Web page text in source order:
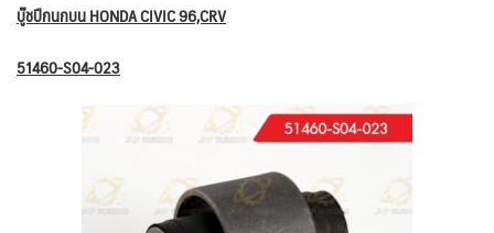
บู๊ชปีกนกบน HONDA CIVIC 96,CRV
51460-S04-023